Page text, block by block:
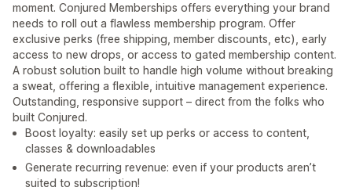
moment. Conjured Memberships offers everything your brand
needs to roll out a flawless membership program. Offer
exclusive perks (free shipping, member discounts, etc), early
access to new drops, or access to gated membership content.
A robust solution built to handle high volume without breaking
a sweat, offering a flexible, intuitive management experience.
Outstanding, responsive support – direct from the folks who
built Conjured.
Boost loyalty: easily set up perks or access to content,
classes & downloadables
Generate recurring revenue: even if your products aren’t
suited to subscription!